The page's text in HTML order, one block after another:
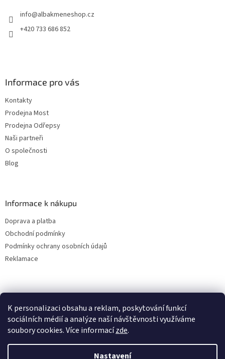
K personalizaci obsahu a reklam, poskytování funkcí
sociálních médií a analýze naší návštěvnosti využíváme
soubory cookies. Více informacízde.
Nastavení
info@albakmeneshop.cz
+420 733 686 852
Informace pro vás
Kontakty
Prodejna Most
Prodejna Odřepsy
Naši partneři
O společnosti
Blog
Informace k nákupu
Doprava a platba
Obchodní podmínky
Podmínky ochrany osobních údajů
Reklamace